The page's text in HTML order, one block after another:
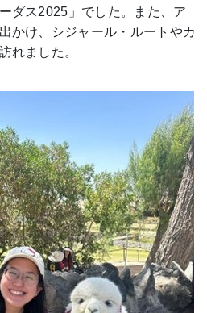
ダス2025」でした。また、ア
かけ、シジャール・ルートやカ
れました。